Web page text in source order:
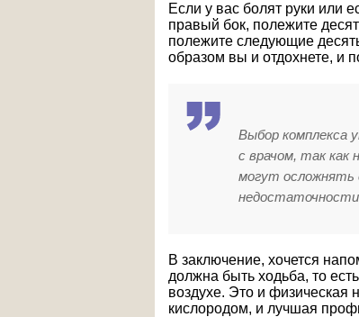
Если у вас болят руки или
правый бок, полежите
полежите следующие
образом вы и отдохнете, и
Выбор комплекса
с врачом, так как
могут осложнять
В заключение, хочется
должна быть ходьба, то
воздухе. Это и физическая
кислородом, и лучшая